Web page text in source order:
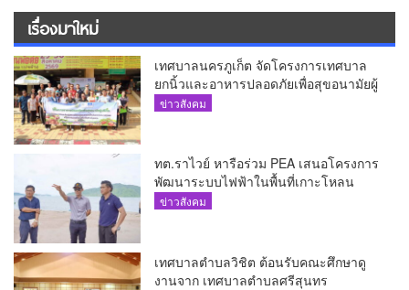
เรื่องมาใหม่
เทศบาลนครภูเก็ต จัดโครงการเทศบาล
ยกนิ้วและอาหารปลอดภัยเพื่อสุขอนามัยผู้
บริโภค
ข่าวสังคม
ทต.ราไวย์ หารือร่วม PEA เสนอโครงการ
พัฒนาระบบไฟฟ้าในพื้นที่เกาะโหลน
ข่าวสังคม
เทศบาลตำบลวิชิต ต้อนรับคณะศึกษาดู
งานจาก เทศบาลตำบลศรีสุนทร